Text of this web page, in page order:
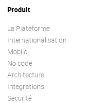
Produit
La Plateforme
Internationalisation
Mobile
No code
Architecture
Integrations
Securité